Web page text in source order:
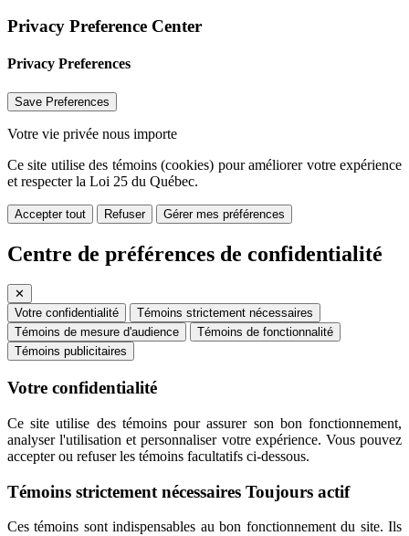
Privacy Preference Center
Privacy Preferences
Votre vie privée nous importe
Ce site utilise des témoins (cookies) pour améliorer votre expérience
et respecter la Loi 25 du Québec.
Accepter tout Refuser Gérer mes préférences
Centre de préférences de confidentialité
✕
Votre confidentialité
Témoins strictement nécessaires
Témoins de mesure d'audience
Témoins de fonctionnalité
Témoins publicitaires
Votre confidentialité
Ce site utilise des témoins pour assurer son bon fonctionnement,
analyser l'utilisation et personnaliser votre expérience. Vous pouvez
accepter ou refuser les témoins facultatifs ci-dessous.
Témoins strictement nécessaires Toujours actif
Ces témoins sont indispensables au bon fonctionnement du site. Ils